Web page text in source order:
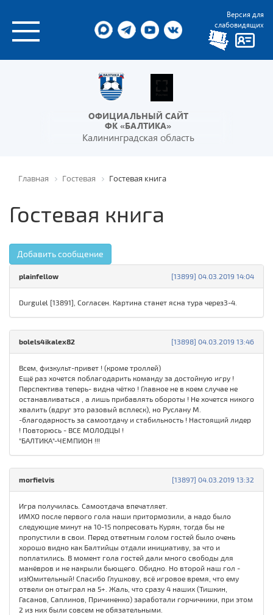
Версия для
слабовидящих
ОФИЦИАЛЬНЫЙ САЙТ
ФК «БАЛТИКА»
Калининградская область
Главная Гостевая Гостевая книга
Гостевая книга
Добавить сообщение
[13899] 04.03.2019 14:04
plainfellow
Durgulel [13891], Согласен. Картина станет ясна тура через3-4.
[13898] 04.03.2019 13:46
bolels4ikalex82
Всем, физкульт-привет ! (кроме троллей)
Ещё раз хочется поблагодарить команду за достойную игру !
Перспектива теперь- видна чётко ! Главное не в коем случае не
останавливаться , а лишь прибавлять обороты ! Не хочется никого
хвалить (вдруг это разовый всплеск), но Руслану М.
-благодарность за самоотдачу и стабильность ! Настоящий лидер
! Повторюсь - ВСЕ МОЛОДЦЫ !
"БАЛТИКА"-ЧЕМПИОН !!!
[13897] 04.03.2019 13:32
morfielvis
Игра получилась. Самоотдача впечатляет.
ИМХО после первого гола наши притормозили, а надо было
следующие минут на 10-15 попресовать Курян, тогда бы не
пропустили в свои. Перед ответным голом гостей было очень
хорошо видно как Балтийцы отдали инициативу, за что и
поплатились. В момент гола гостей дали много свободы для
манёвров и не накрыли бьющего. Обидно. Но второй наш гол -
изЮмительный! Спасибо Глушкову, всё игровое время, что ему
отвели он отыграл на 5+. Жаль, что сразу 4 наших (Тишкин,
Гасанов, Саплинов, Причиненко) заработали горчичники, при этом
2 из них были совсем не обязательными.